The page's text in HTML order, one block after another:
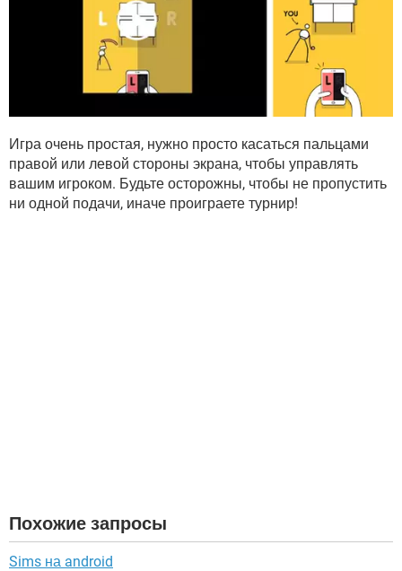
Игра очень простая, нужно просто касаться пальцами
правой или левой стороны экрана, чтобы управлять
вашим игроком. Будьте осторожны, чтобы не пропустить
ни одной подачи, иначе проиграете турнир!
Похожие запросы
Sims на android